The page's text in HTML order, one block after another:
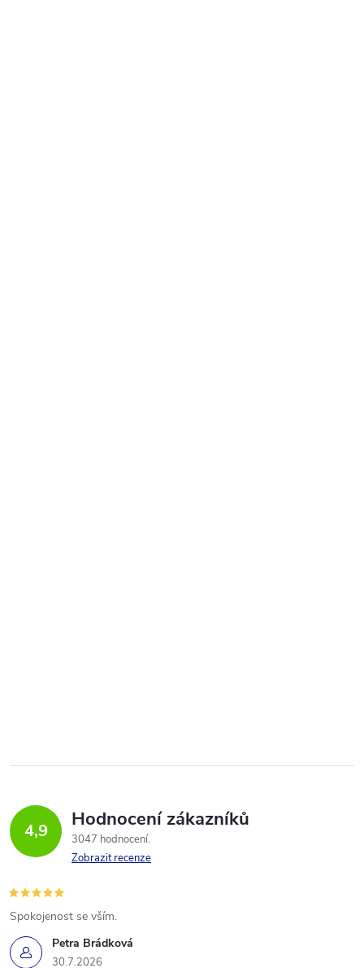
4,9 Hodnocení zákazníků
3047 hodnocení
Zobrazit recenze
Petra Brádková
30.7.2026
Spokojenost se vším.